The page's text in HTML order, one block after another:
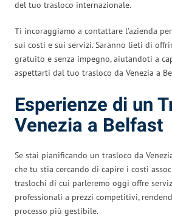
del tuo trasloco internazionale.
Ti incoraggiamo a contattare l’azienda
sui costi e sui servizi. Saranno lieti di
gratuito e senza impegno, aiutandoti a
aspettarti dal tuo trasloco da Venezia a
Esperienze di un
Venezia a Belfast
Se stai pianificando un trasloco da
che tu stia cercando di capire i costi
traslochi di cui parleremo oggi offre
professionali a prezzi competitivi,
processo più gestibile.